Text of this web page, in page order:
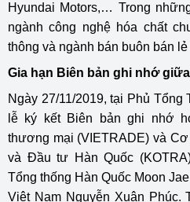
Hyundai Motors,… Trong
ngành công nghệ hóa chất
thông và ngành bán buôn bán
Gia hạn Biên bản ghi nhớ
Ngày 27/11/2019, tại Phủ Tổng
lễ ký kết Biên bản ghi nhớ
thương mại (VIETRADE) và
và Đầu tư Hàn Quốc
Tổng thống Hàn Quốc Moon
Việt Nam Nguyễn Xuân Phúc.